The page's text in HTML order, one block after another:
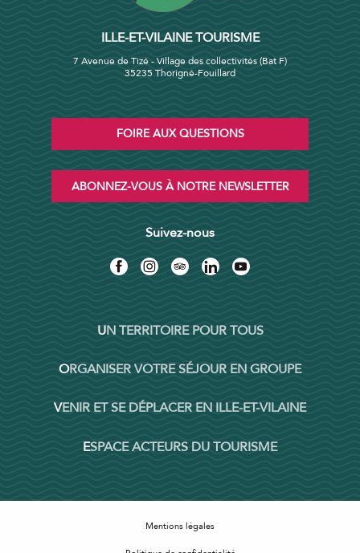
ILLE-ET-VILAINE TOURISME
7 Avenue de Tizé - Village des collectivités (Bat F)
35235 Thorigné-Fouillard
FOIRE AUX QUESTIONS
ABONNEZ-VOUS À NOTRE NEWSLETTER
Suivez-nous
UN TERRITOIRE POUR TOUS
ORGANISER VOTRE SÉJOUR EN GROUPE
VENIR ET SE DÉPLACER EN ILLE-ET-VILAINE
ESPACE ACTEURS DU TOURISME
Mentions légales